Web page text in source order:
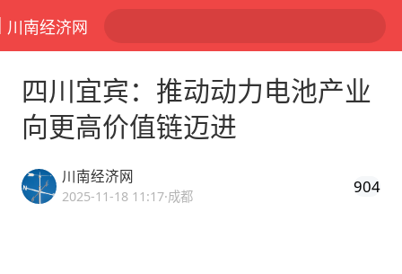
川南经济网
四川宜宾：推动动力电池产业
向更高价值链迈进
川南经济网
2025-11-18 11:17·成都 904